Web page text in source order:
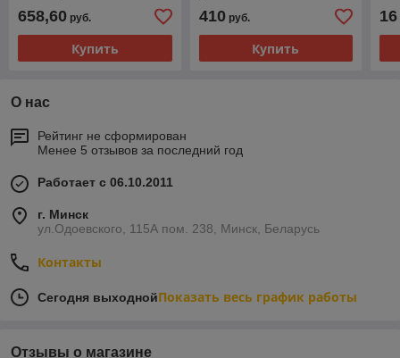
резцами 12 шт.
658,60 руб.
Купить
410руб.
Купить
О нас
Рейтинг не сформирован
Менее 5 отзывов за последний год
Работает с 06.10.2011
г. Минск
ул.Одоевского, 115А пом. 238, Минск, Беларусь
Контакты
Сегодня выходнойПоказать весь график работы
Отзывы о магазине